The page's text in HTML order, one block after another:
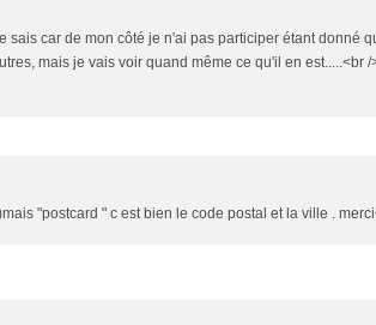
sais car de mon côté je n'ai pas participer étant donné
mais je vais voir quand même ce qu'il en est.....<br /
"postcard " c est bien le code postal et la ville .